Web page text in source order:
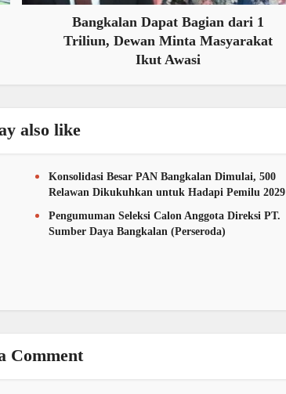
Bangkalan Dapat Bagian dari 1
Triliun, Dewan Minta Masyarakat
Ikut Awasi
also like
Konsolidasi Besar PAN Bangkalan Dimulai, 500
Relawan Dikukuhkan untuk Hadapi Pemilu 2029
Pengumuman Seleksi Calon Anggota Direksi PT.
Sumber Daya Bangkalan (Perseroda)
Comment